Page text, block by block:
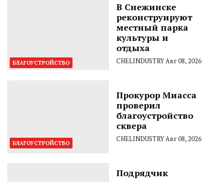
БЛАГОУСТРОЙСТВО
В Снежинске
реконструируют
местный парка
культуры и
отдыха
CHELINDUSTRYАвг 08, 2026
БЛАГОУСТРОЙСТВО
Прокурор Миасса
проверил
благоустройство
сквера
CHELINDUSTRYАвг 08, 2026
Подрядчик